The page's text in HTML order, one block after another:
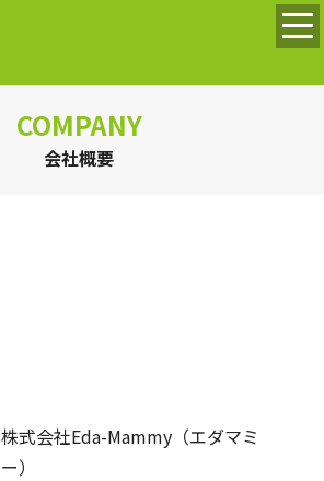
COMPANY
会社概要
株式会社Eda-Mammy（エダマミ
ー）